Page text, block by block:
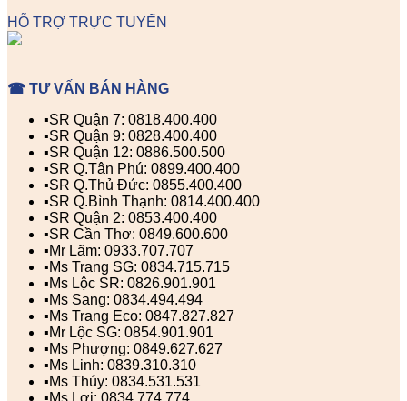
HỖ TRỢ TRỰC TUYẾN
☎ TƯ VẤN BÁN HÀNG
▪️SR Quận 7: 0818.400.400
▪️SR Quận 9: 0828.400.400
▪️SR Quận 12: 0886.500.500
▪️SR Q.Tân Phú: 0899.400.400
▪️SR Q.Thủ Đức: 0855.400.400
▪️SR Q.Bình Thạnh: 0814.400.400
▪️SR Quận 2: 0853.400.400
▪️SR Cần Thơ: 0849.600.600
▪️Mr Lãm: 0933.707.707
▪️Ms Trang SG: 0834.715.715
▪️Ms Lộc SR: 0826.901.901
▪️Ms Sang: 0834.494.494
▪️Ms Trang Eco: 0847.827.827
▪️Mr Lộc SG: 0854.901.901
▪️Ms Phượng: 0849.627.627
▪️Ms Linh: 0839.310.310
▪️Ms Thúy: 0834.531.531
▪️Ms Lợi: 0834.774.774